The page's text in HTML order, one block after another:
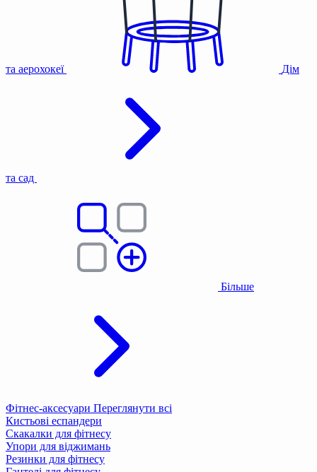
та аерохокеї Дім
та сад
Більше
Фітнес-аксесуари Переглянути всі
Кистьові еспандери
Скакалки для фітнесу
Упори для віджимань
Резинки для фітнесу